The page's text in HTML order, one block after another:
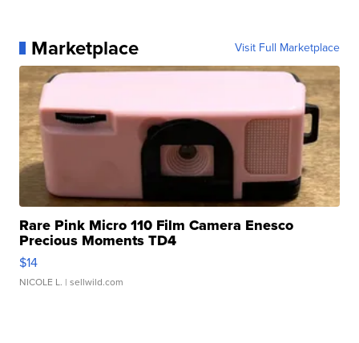
Marketplace Visit Full Marketplace
Rare Pink Micro 110 Film Camera Enesco
Precious Moments TD4
$14
NICOLE L. | sellwild.com